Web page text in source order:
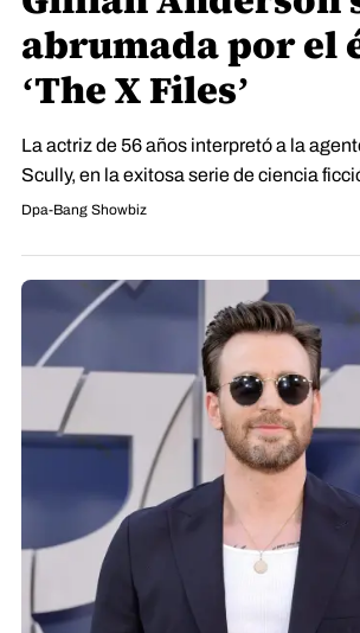
abrumada por el
‘The X Files’
La actriz de 56 años interpretó a la
Scully, en la exitosa serie de ciencia
Dpa-Bang Showbiz